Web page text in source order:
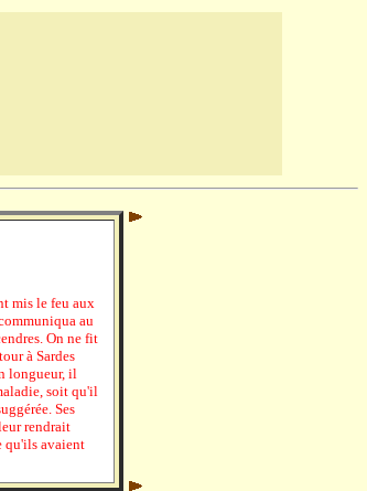
mis le feu aux
au
On ne fit
à Sardes
longueur, il
soit qu'il
Ses
rendrait
qu'ils avaient